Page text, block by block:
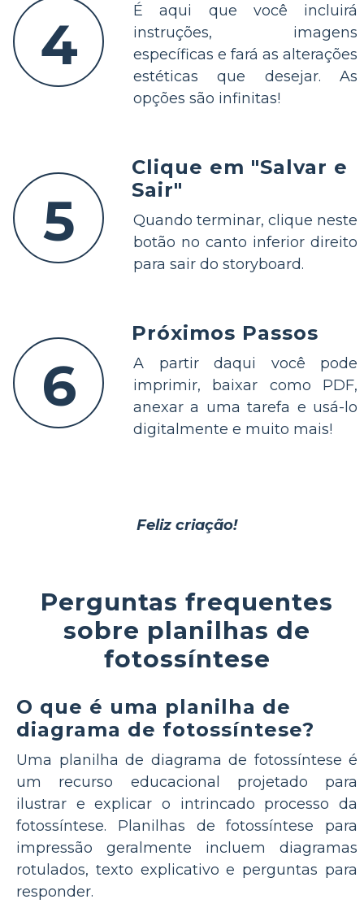
4
É aqui que você incluirá
instruções, imagens
específicas e fará as alterações
estéticas que desejar. As
opções são infinitas!
5
Clique em "Salvar e
Sair"
Quando terminar, clique neste
botão no canto inferior direito
para sair do storyboard.
6
Próximos Passos
A partir daqui você pode
imprimir, baixar como PDF,
anexar a uma tarefa e usá-lo
digitalmente e muito mais!
Feliz criação!
Perguntas frequentes
sobre planilhas de
fotossíntese
O que é uma planilha de
diagrama de fotossíntese?
Uma planilha de diagrama de fotossíntese é
um recurso educacional projetado para
ilustrar e explicar o intrincado processo da
fotossíntese. Planilhas de fotossíntese para
impressão geralmente incluem diagramas
rotulados, texto explicativo e perguntas para
responder.